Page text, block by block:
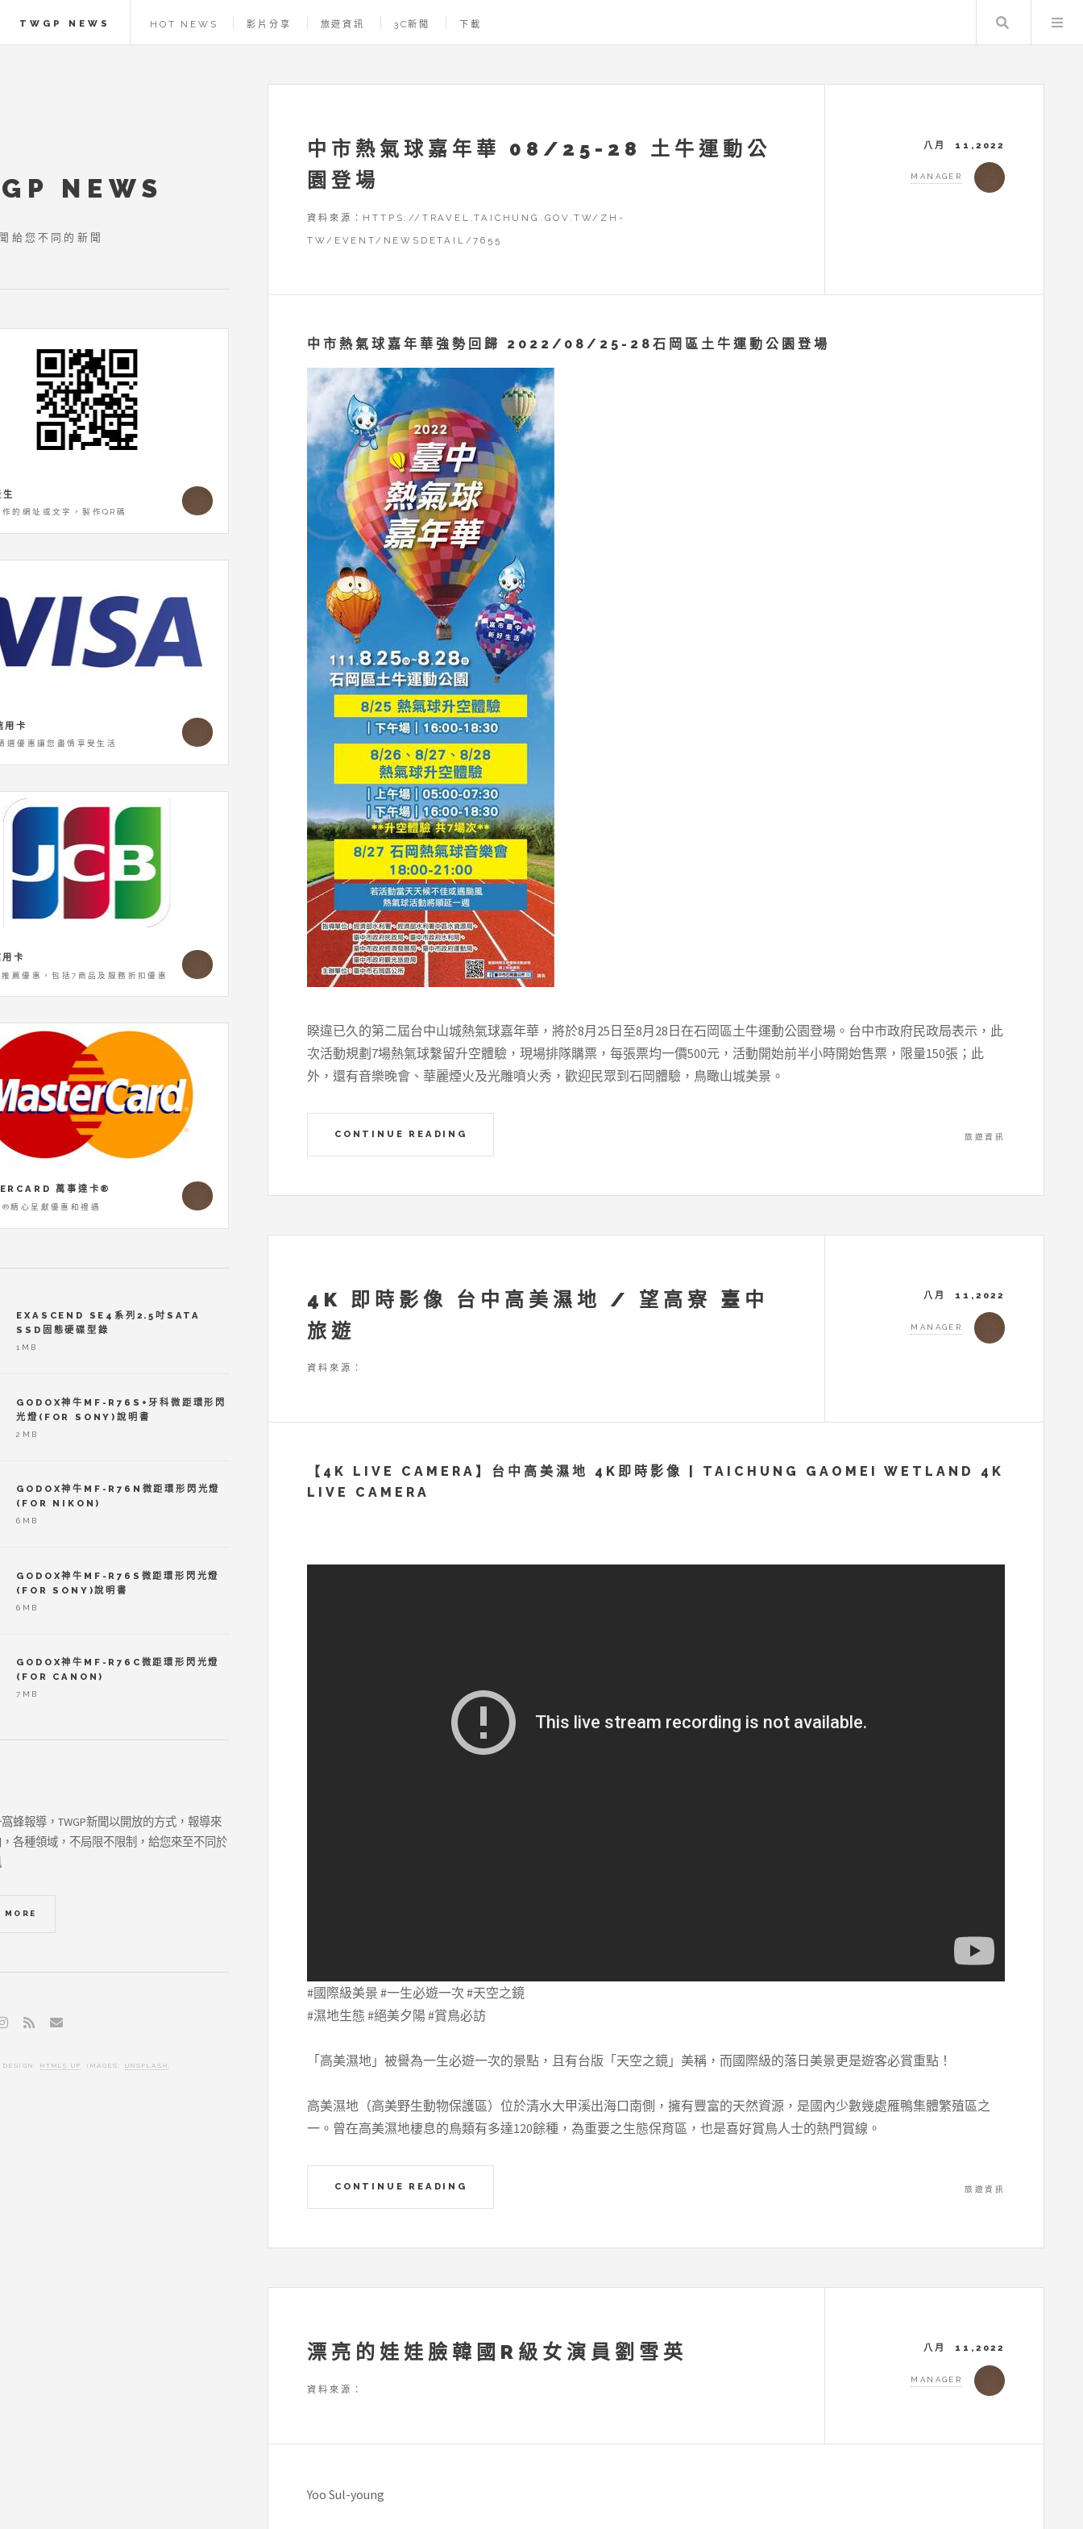
TWGP NEWS HOT NEWS 影片分享 旅遊資訊 3C新聞 下載 Search
中市熱氣球嘉年華 08/25-28 土牛運動公
園登場
資料來源：HTTPS://TRAVEL.TAICHUNG.GOV.TW/ZH-
TW/EVENT/NEWSDETAIL/7655
八月 11,2022
MANAGER
中市熱氣球嘉年華強勢回歸 2022/08/25-28石岡區土牛運動公園登場
睽違已久的第二屆台中山城熱氣球嘉年華，將於8月25日至8月28日在石岡區土牛運動公園登場。台中市政府民政局表示，此
次活動規劃7場熱氣球繫留升空體驗，現場排隊購票，每張票均一價500元，活動開始前半小時開始售票，限量150張；此
外，還有音樂晚會、華麗煙火及光雕噴火秀，歡迎民眾到石岡體驗，鳥瞰山城美景。
CONTINUE READING 旅遊資訊
4K 即時影像 台中高美濕地 / 望高寮 臺中
旅遊
資料來源：
八月 11,2022
MANAGER
【4K LIVE CAMERA】台中高美濕地 4K即時影像 | TAICHUNG GAOMEI WETLAND 4K
LIVE CAMERA
#國際級美景 #一生必遊一次 #天空之鏡
#濕地生態 #絕美夕陽 #賞鳥必訪
「高美濕地」被譽為一生必遊一次的景點，且有台版「天空之鏡」美稱，而國際級的落日美景更是遊客必賞重點！
高美濕地（高美野生動物保護區）位於清水大甲溪出海口南側，擁有豐富的天然資源，是國內少數幾處雁鴨集體繁殖區之
一。曾在高美濕地棲息的鳥類有多達120餘種，為重要之生態保育區，也是喜好賞鳥人士的熱門賞線。
CONTINUE READING 旅遊資訊
漂亮的娃娃臉韓國R級女演員劉雪英
資料來源：
八月 11,2022
MANAGER
Yoo Sul-young
NEWS
給您不同的新聞
的網址或文字，製作QR碼
卡
選優惠讓您盡情享受生活
卡
薦優惠，包括7商品及服務折扣優惠
萬事達卡®
®精心呈獻優惠和禮遇
EXASCEND SE4系列2.5吋SATA
SSD固態硬碟型錄
1MB
GODOX神牛MF-R76S+牙科微距環形閃
光燈(FOR SONY)說明書
2MB
GODOX神牛MF-R76N微距環形閃光燈
(FOR NIKON)
6MB
GODOX神牛MF-R76S微距環形閃光燈
(FOR SONY)說明書
6MB
GODOX神牛MF-R76C微距環形閃光燈
(FOR CANON)
7MB
蜂報導，TWGP新聞以開放的方式，報導來
各種領域，不局限不限制，給您來至不同於
MORE
DESIGN:HTML5 UP . IMAGES:UNSPLASH